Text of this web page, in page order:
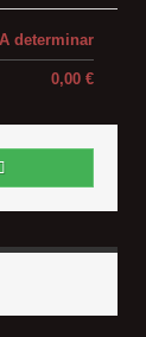
A determinar
0,00 €